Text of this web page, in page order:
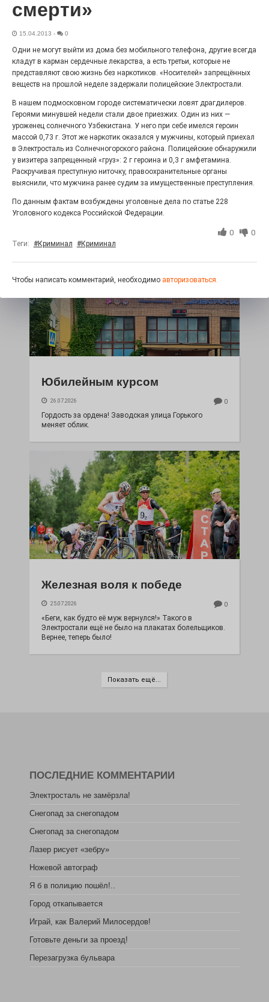
27.07.2026
Радость в квадрате! На этой неделе электростальцев
100 футов под килем!
26.07.2026
Юбилейным курсом
26.07.2026 0
Гордость за ордена! Заводская улица Горького
меняет облик.
Железная воля к победе
25.07.2026 0
«Беги, как будто её муж вернулся!» Такого в
Электростали ещё не было на плакатах болельщиков.
Вернее, теперь было!
Показать ещё...
смерти»
15.04.2013 - 0
Одни не могут выйти из дома без мобильного телефона, другие всегда
кладут в карман сердечные лекарства, а есть третьи, которые не
представляют свою жизнь без наркотиков. «Носителей» запрещённых
веществ на прошлой неделе задержали полицейские Электростали.
В нашем подмосковном городе систематически ловят драгдилеров.
Героями минувшей недели стали двое приезжих. Один из них —
уроженец солнечного Узбекистана. У него при себе имелся героин
массой 0,73 г. Этот же наркотик оказался у мужчины, который приехал
в Электросталь из Солнечногорского района. Полицейские обнаружили
у визитера запрещенный «груз»: 2 г героина и 0,3 г амфетамина.
Раскручивая преступную ниточку, правоохранительные органы
выяснили, что мужчина ранее судим за имущественные преступления.
По данным фактам возбуждены уголовные дела по статье 228
Уголовного кодекса Российской Федерации.
0 0
Теги: #Криминал #Криминал
Чтобы написать комментарий, необходимо авторизоваться.
ПОСЛЕДНИЕ КОММЕНТАРИИ
Электросталь не замёрзла!
Снегопад за снегопадом
Снегопад за снегопадом
Лазер рисует «зебру»
Ножевой автограф
Я б в полицию пошёл!..
Город откапывается
Играй, как Валерий Милосердов!
Готовьте деньги за проезд!
Перезагрузка бульвара